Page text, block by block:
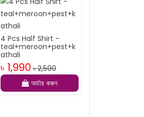
4 Pcs Half Shirt -
teal+meroon+pest+k
athali
৳ 1,990 ৳ 2,590
অর্ডার করুন